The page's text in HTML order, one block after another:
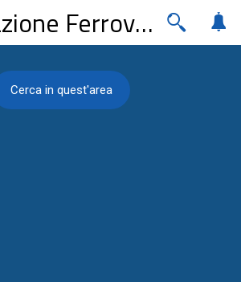
Stazione Ferroviaria
Cerca in quest'area